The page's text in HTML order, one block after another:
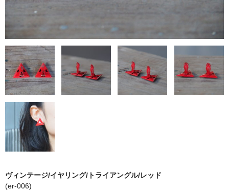
リング
カフリンクス
ヴィンテージ ディズニー
ヴィンテージ雑貨
ショッピングガイド
お問い合わせ
ブログ
ヴィンテージジュエリー
ヴィンテージ/イヤリング/トライアングル/レッド
(er-006)